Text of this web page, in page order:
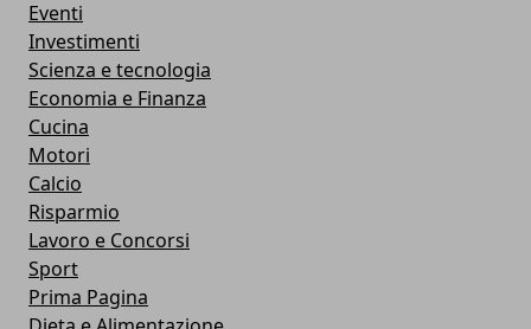
Eventi
Investimenti
Scienza e tecnologia
Economia e Finanza
Cucina
Motori
Calcio
Risparmio
Lavoro e Concorsi
Sport
Prima Pagina